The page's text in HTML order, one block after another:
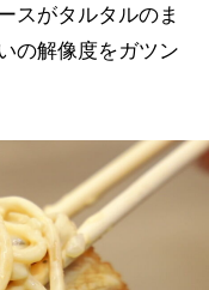
スがタルタルのま
の解像度をガツン